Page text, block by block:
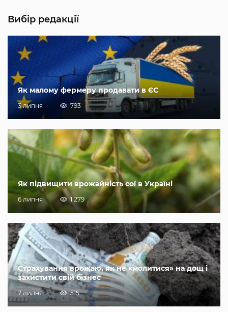
Вибір редакції
Як малому фермеру продавати в ЄС
3 липня 793
Як підвищити врожайність сої в Україні
6 липня 1 279
Страхування врожаю, як не «молитися» на дощ і
захистити свій бізнес
7 липня 515